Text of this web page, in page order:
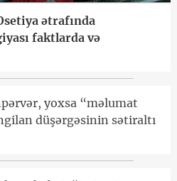
ətrafında
faktlarda və
yoxsa “məlumat
düşərgəsinin sətiraltı